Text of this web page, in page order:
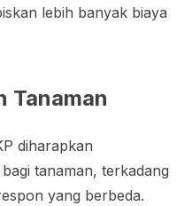
lebih banyak biaya
Tanaman
diharapkan
tanaman, terkadang
yang berbeda.